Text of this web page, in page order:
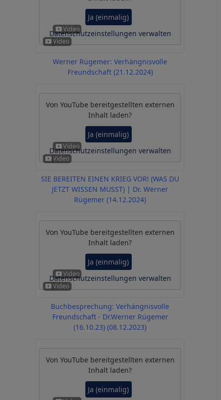
Ja (einmalig)
Datenschutzeinstellungen verwalten
Werner Rügemer: Verhängnisvolle
Freundschaft (21.12.2024)
Von YouTube bereitgestellten externen
Inhalt laden?
Ja (einmalig)
Datenschutzeinstellungen verwalten
SIE BEREITEN EINEN KRIEG VOR! (WAS DU
JETZT WISSEN MUSST) | Dr. Werner
Rügemer (14.12.2024)
Von YouTube bereitgestellten externen
Inhalt laden?
Ja (einmalig)
Datenschutzeinstellungen verwalten
Buchbesprechung: Verhängnisvolle
Freundschaft - Dr.Werner Rügemer
(16.10.23) (08.12.2023)
Von YouTube bereitgestellten externen
Inhalt laden?
Ja (einmalig)